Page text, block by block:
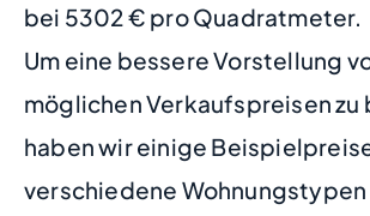
bei 5302 € pro Quadratmeter.
Um eine bessere Vorstellung
möglichen Verkaufspreisen zu
haben wir einige
verschiedene Wohnungstypen